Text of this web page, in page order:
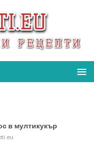
в мултикукър